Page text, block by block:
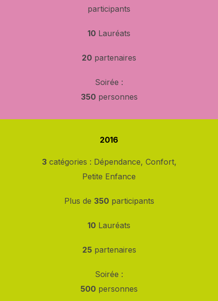
participants
10 Lauréats
20 partenaires
Soirée :
350personnes
2016
3catégories : Dépendance, Confort,
Petite Enfance
Plus de 350participants
10 Lauréats
25partenaires
Soirée :
500 personnes